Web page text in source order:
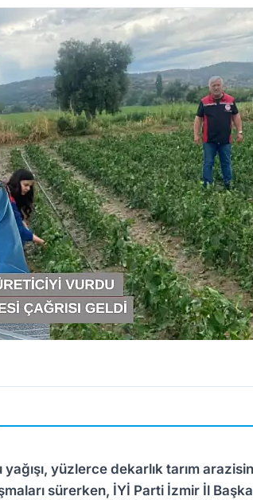
yüzlerce dekarlık tarım
sürerken, İYİ Parti İzmir İl